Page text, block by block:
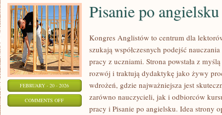
FEBRUARY - 20 - 2026
COMMENTS OFFON
Pisanie po angielsku
Kongres Anglistów to centrum dla
szukają współczesnych podejść
pracy z uczniami. Strona powstała z
rozwój i traktują dydaktykę jako żywy
wdrożeń, gdzie najważniejsza jest
zarówno nauczycieli, jak i odbiorców
pracy i Pisanie po angielsku. Idea strony